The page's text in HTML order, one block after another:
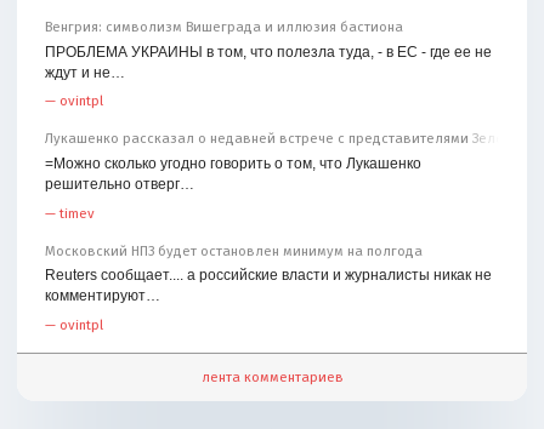
Венгрия: символизм Вишеграда и иллюзия бастиона
ПРОБЛЕМА УКРАИНЫ в том, что полезла туда, - в ЕС - где ее не
ждут и не…
— ovintpl
Лукашенко рассказал о недавней встрече с представителями
=Можно сколько угодно говорить о том, что Лукашенко
решительно отверг…
—timev
Московский НПЗ будет остановлен минимум на полгода
Reuters сообщает.... а российские власти и журналисты никак не
комментируют…
— ovintpl
лента комментариев